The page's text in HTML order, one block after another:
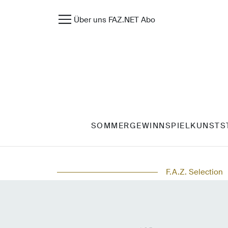
Über uns FAZ.NET Abo
SOMMERGEWINNSPIELKUNST
F.A.Z. Selection